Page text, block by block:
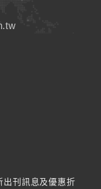
出刊訊息及優惠折